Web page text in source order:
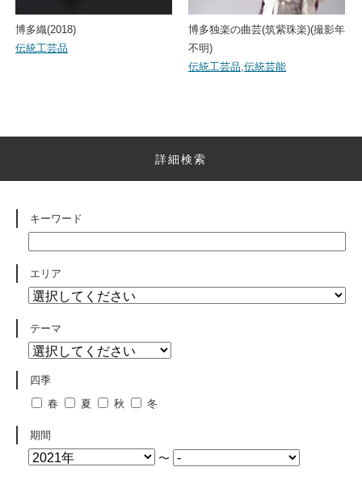
博多織(2018)
伝統工芸品
博多独楽の曲芸(筑紫珠楽)(撮影年
不明)
伝統工芸品,伝統芸能
詳細検索
キーワード
エリア
テーマ
四季
春
夏 秋 冬
期間
〜